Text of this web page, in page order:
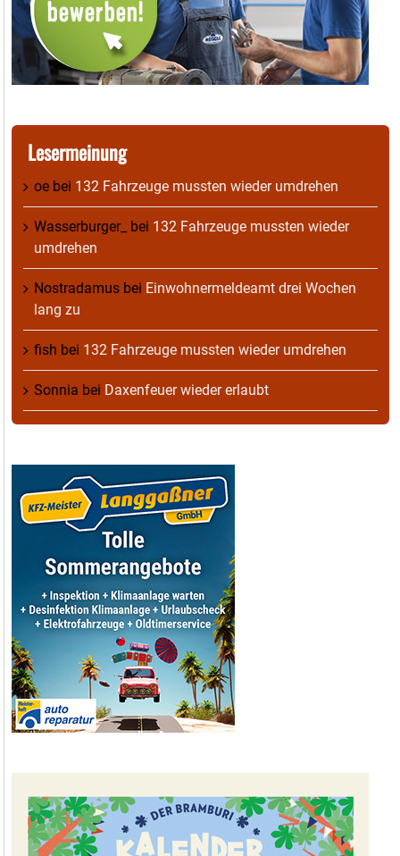
Lesermeinung
oe bei 132 Fahrzeuge mussten wieder umdrehen
Wasserburger_ bei 132 Fahrzeuge mussten wieder
umdrehen
Nostradamus bei Einwohnermeldeamt drei Wochen
lang zu
fish bei 132 Fahrzeuge mussten wieder umdrehen
Sonnia bei Daxenfeuer wieder erlaubt